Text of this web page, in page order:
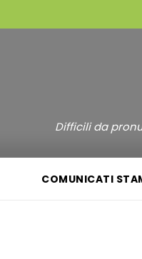
Difficili da
COMUNICATI